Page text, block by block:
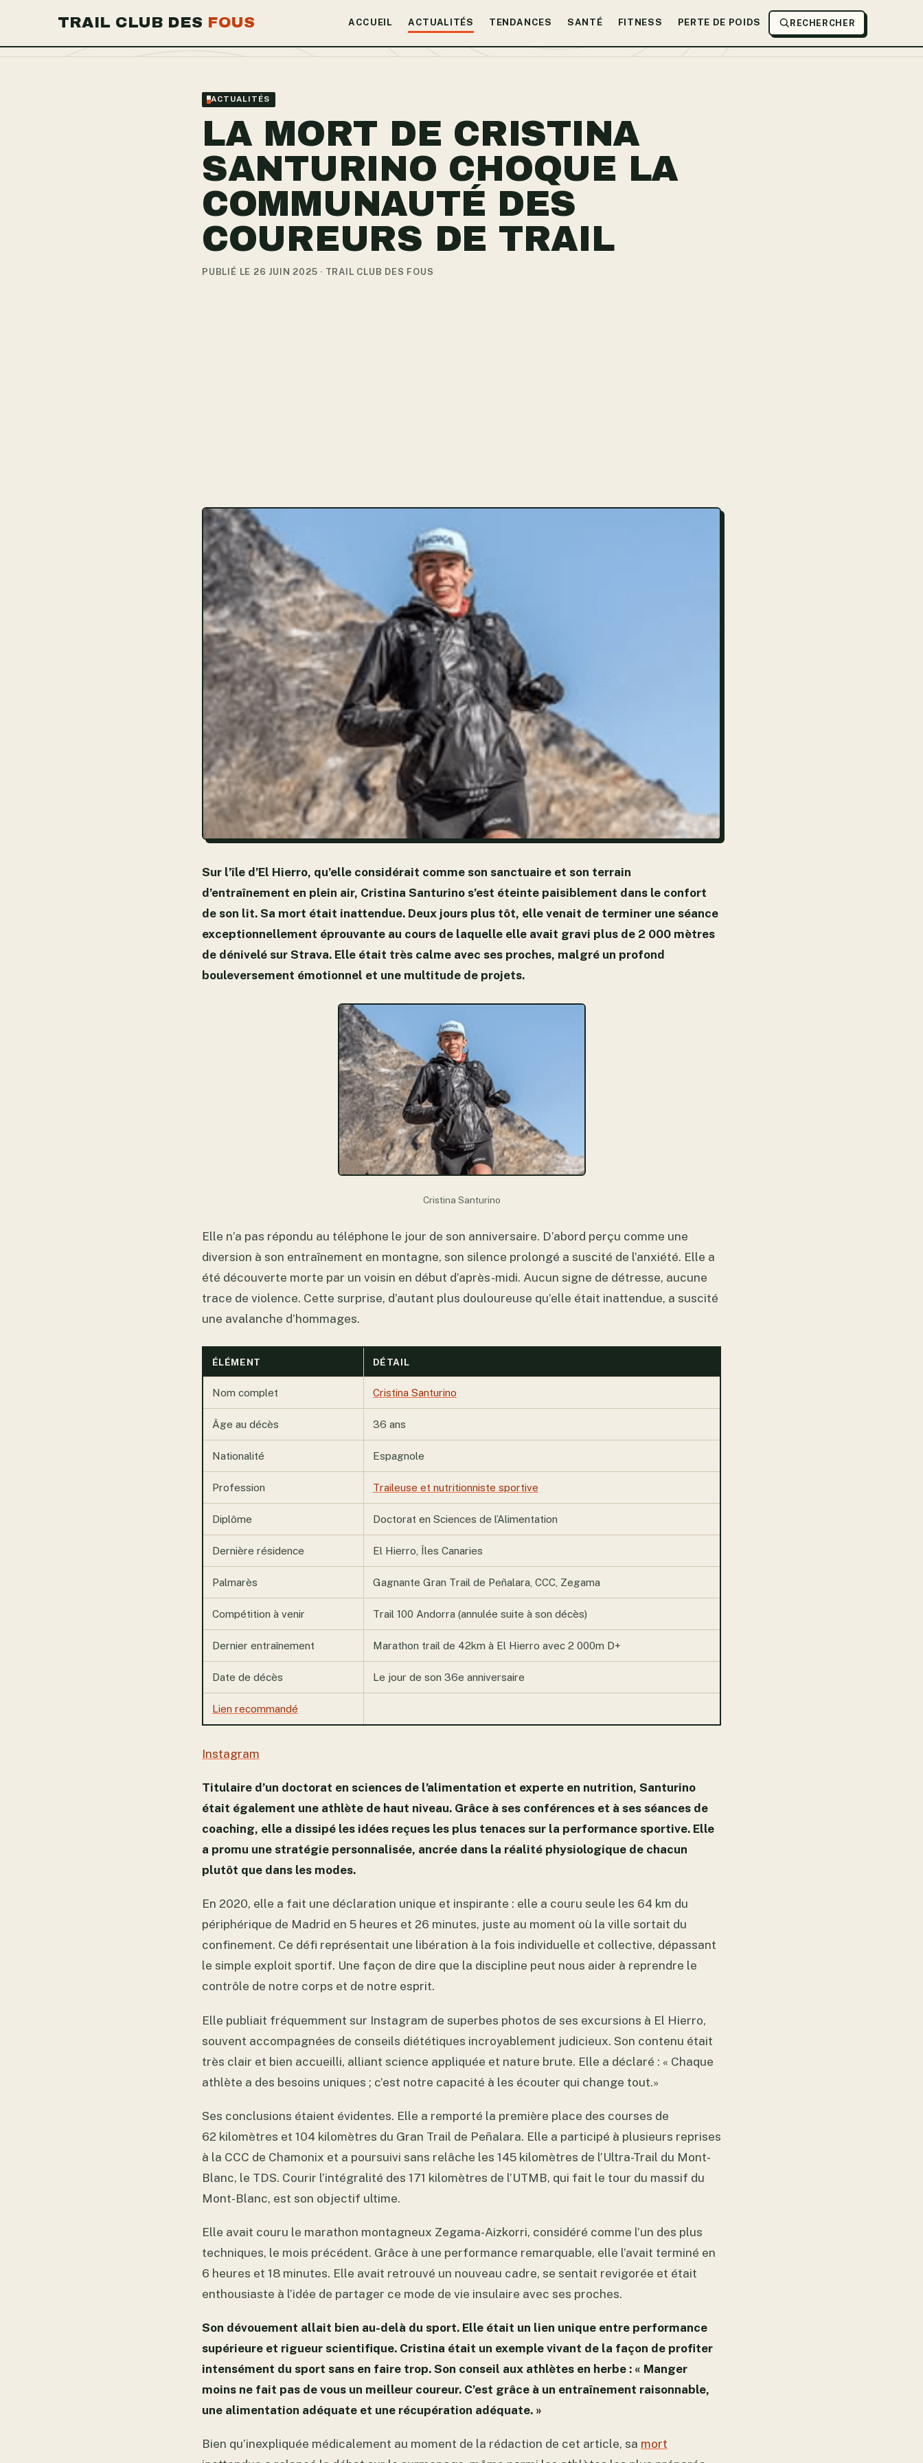
TRAIL CLUB DES FOUS ACCUEIL ACTUALITÉS TENDANCES SANTÉ FITNESS PERTE DE POIDS RECHERCHER
ACTUALITÉS
LA MORT DE CRISTINA
SANTURINO CHOQUE LA
COMMUNAUTÉ DES
COUREURS DE TRAIL
PUBLIÉ LE 26 JUIN 2025 · TRAIL CLUB DES FOUS
Sur l’île d’El Hierro, qu’elle considérait comme son sanctuaire et son terrain
d’entraînement en plein air, Cristina Santurino s’est éteinte paisiblement dans le confort
de son lit. Sa mort était inattendue. Deux jours plus tôt, elle venait de terminer une séance
exceptionnellement éprouvante au cours de laquelle elle avait gravi plus de 2 000 mètres
de dénivelé sur Strava. Elle était très calme avec ses proches, malgré un profond
bouleversement émotionnel et une multitude de projets.
Cristina Santurino
Elle n’a pas répondu au téléphone le jour de son anniversaire. D’abord perçu comme une
diversion à son entraînement en montagne, son silence prolongé a suscité de l’anxiété. Elle a
été découverte morte par un voisin en début d’après-midi. Aucun signe de détresse, aucune
trace de violence. Cette surprise, d’autant plus douloureuse qu’elle était inattendue, a suscité
une avalanche d’hommages.
ÉLÉMENT DÉTAIL
Nom complet Cristina Santurino
Âge au décès 36 ans
Nationalité Espagnole
Profession Traileuse et nutritionniste sportive
Diplôme Doctorat en Sciences de l’Alimentation
Dernière résidence El Hierro, Îles Canaries
Palmarès Gagnante Gran Trail de Peñalara, CCC, Zegama
Compétition à venir Trail 100 Andorra (annulée suite à son décès)
Dernier entraînement Marathon trail de 42km à El Hierro avec 2 000m D+
Date de décès Le jour de son 36e anniversaire
Lien recommandé
Instagram
Titulaire d’un doctorat en sciences de l’alimentation et experte en nutrition, Santurino
était également une athlète de haut niveau. Grâce à ses conférences et à ses séances de
coaching, elle a dissipé les idées reçues les plus tenaces sur la performance sportive. Elle
a promu une stratégie personnalisée, ancrée dans la réalité physiologique de chacun
plutôt que dans les modes.
En 2020, elle a fait une déclaration unique et inspirante : elle a couru seule les 64 km du
périphérique de Madrid en 5 heures et 26 minutes, juste au moment où la ville sortait du
confinement. Ce défi représentait une libération à la fois individuelle et collective, dépassant
le simple exploit sportif. Une façon de dire que la discipline peut nous aider à reprendre le
contrôle de notre corps et de notre esprit.
Elle publiait fréquemment sur Instagram de superbes photos de ses excursions à El Hierro,
souvent accompagnées de conseils diététiques incroyablement judicieux. Son contenu était
très clair et bien accueilli, alliant science appliquée et nature brute. Elle a déclaré : « Chaque
athlète a des besoins uniques ; c’est notre capacité à les écouter qui change tout.»
Ses conclusions étaient évidentes. Elle a remporté la première place des courses de
62 kilomètres et 104 kilomètres du Gran Trail de Peñalara. Elle a participé à plusieurs reprises
à la CCC de Chamonix et a poursuivi sans relâche les 145 kilomètres de l’Ultra-Trail du Mont-
Blanc, le TDS. Courir l’intégralité des 171 kilomètres de l’UTMB, qui fait le tour du massif du
Mont-Blanc, est son objectif ultime.
Elle avait couru le marathon montagneux Zegama-Aizkorri, considéré comme l’un des plus
techniques, le mois précédent. Grâce à une performance remarquable, elle l’avait terminé en
6 heures et 18 minutes. Elle avait retrouvé un nouveau cadre, se sentait revigorée et était
enthousiaste à l’idée de partager ce mode de vie insulaire avec ses proches.
Son dévouement allait bien au-delà du sport. Elle était un lien unique entre performance
supérieure et rigueur scientifique. Cristina était un exemple vivant de la façon de profiter
intensément du sport sans en faire trop. Son conseil aux athlètes en herbe : « Manger
moins ne fait pas de vous un meilleur coureur. C’est grâce à un entraînement raisonnable,
une alimentation adéquate et une récupération adéquate. »
Bien qu’inexpliquée médicalement au moment de la rédaction de cet article, sa mort